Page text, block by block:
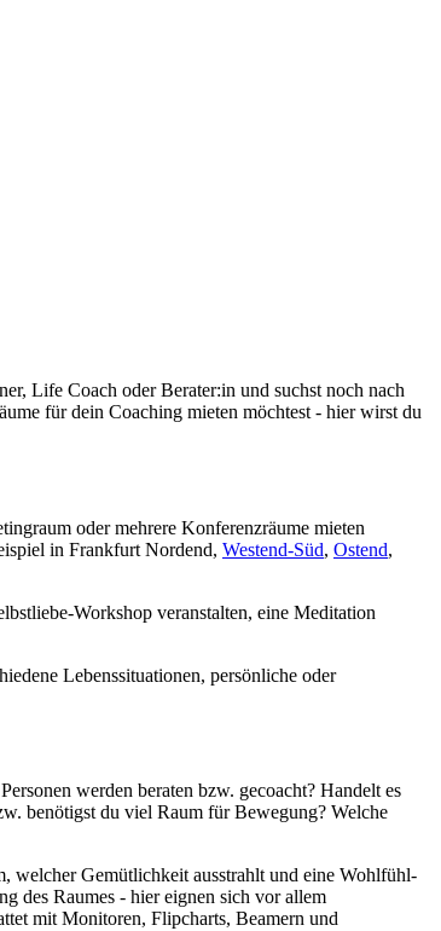
Life Coach oder Berater:in und suchst noch nach
für dein Coaching mieten möchtest - hier wirst du
oder mehrere Konferenzräume mieten
in Frankfurt Nordend, Westend-Süd, Ostend,
Workshop veranstalten, eine Meditation
Lebenssituationen, persönliche oder
werden beraten bzw. gecoacht? Handelt es
benötigst du viel Raum für Bewegung? Welche
welcher Gemütlichkeit ausstrahlt und eine Wohlfühl-
des Raumes - hier eignen sich vor allem
mit Monitoren, Flipcharts, Beamern und